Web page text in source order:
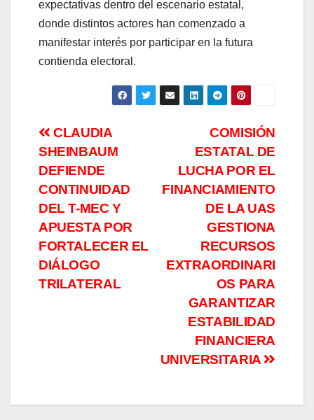
expectativas dentro del escenario estatal,
donde distintos actores han comenzado a
manifestar interés por participar en la futura
contienda electoral.
Navegación
de
entradas
COMISIÓN
ESTATAL DE
LUCHA POR EL
FINANCIAMIENTO
DE LA UAS
GESTIONA
RECURSOS
EXTRAORDINARI
OS PARA
GARANTIZAR
ESTABILIDAD
FINANCIERA
UNIVERSITARIA
CLAUDIA
SHEINBAUM
DEFIENDE
CONTINUIDAD
DEL T-MEC Y
APUESTA POR
FORTALECER EL
DIÁLOGO
TRILATERAL